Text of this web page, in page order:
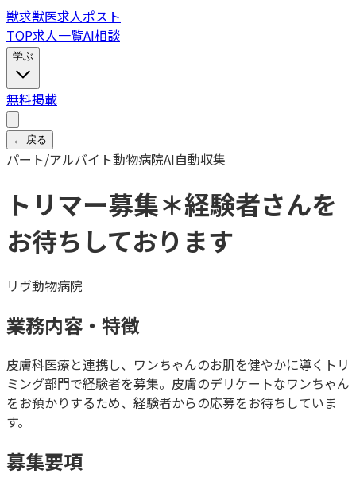
獣求獣医求人ポスト
TOP求人一覧AI相談
学ぶ
無料掲載
← 戻る
パート/アルバイト動物病院AI自動収集
トリマー募集＊経験者さんを
お待ちしております
リヴ動物病院
業務内容・特徴
皮膚科医療と連携し、ワンちゃんのお肌を健やかに導くトリ
ミング部門で経験者を募集。皮膚のデリケートなワンちゃん
をお預かりするため、経験者からの応募をお待ちしていま
す。
募集要項